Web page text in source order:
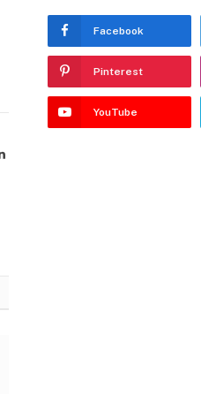
LinkedIn
Facebook
Pinterest
YouTube